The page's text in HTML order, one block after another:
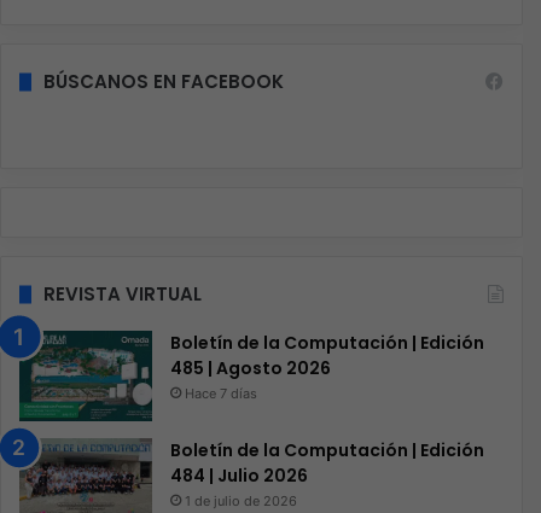
BÚSCANOS EN FACEBOOK
REVISTA VIRTUAL
Boletín de la Computación | Edición
485 | Agosto 2026
Hace 7 días
Boletín de la Computación | Edición
484 | Julio 2026
1 de julio de 2026